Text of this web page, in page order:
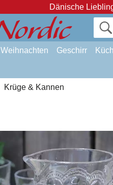
Dänische
Weihnachten Geschirr
Krüge & Kannen